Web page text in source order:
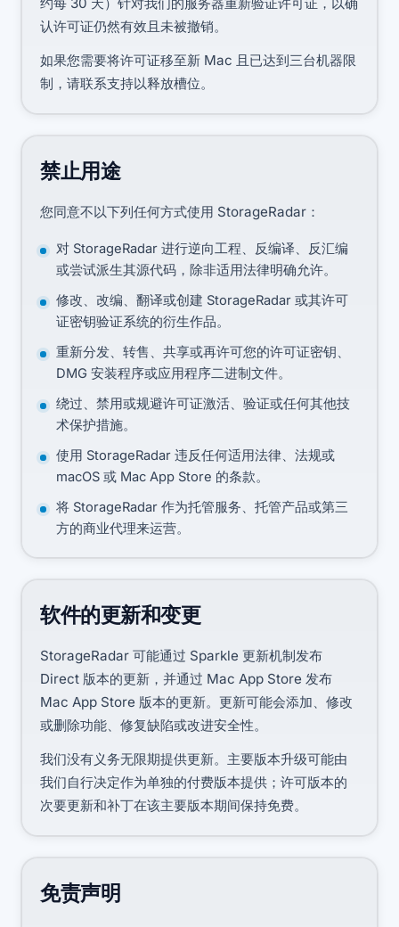
认许可证仍然有效且未被撤销。
如果您需要将许可证移至新 Mac 且已达到三台机器限
制，请联系支持以释放槽位。
禁止用途
您同意不以下列任何方式使用 StorageRadar：
对 StorageRadar 进行逆向工程、反编译、反汇编
或尝试派生其源代码，除非适用法律明确允许。
修改、改编、翻译或创建 StorageRadar 或其许可
证密钥验证系统的衍生作品。
重新分发、转售、共享或再许可您的许可证密钥、
DMG 安装程序或应用程序二进制文件。
绕过、禁用或规避许可证激活、验证或任何其他技
术保护措施。
使用 StorageRadar 违反任何适用法律、法规或
macOS 或 Mac App Store 的条款。
将 StorageRadar 作为托管服务、托管产品或第三
方的商业代理来运营。
软件的更新和变更
StorageRadar 可能通过 Sparkle 更新机制发布
Direct 版本的更新，并通过 Mac App Store 发布
Mac App Store 版本的更新。更新可能会添加、修改
或删除功能、修复缺陷或改进安全性。
我们没有义务无限期提供更新。主要版本升级可能由
我们自行决定作为单独的付费版本提供；许可版本的
次要更新和补丁在该主要版本期间保持免费。
免责声明